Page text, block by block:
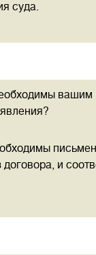
суда.
вашим
договора, и